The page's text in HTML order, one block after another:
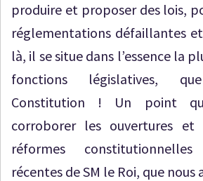
produire et proposer des lois,
réglementations défaillantes
là, il se situe dans l’essence la
fonctions législatives,
Constitution ! Un point
corroborer les ouvertures
réformes
récentes de SM le Roi, que nous